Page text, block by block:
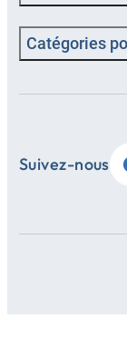
Catégories
Suivez-nous